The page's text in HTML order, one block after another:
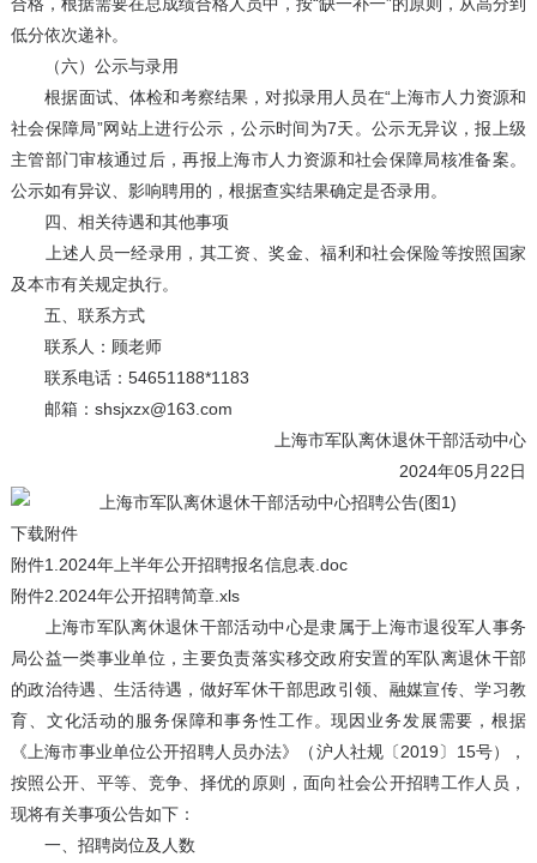
合格，根据需要在总成绩合格人员中，按“缺一补一”的原则，从高分到
低分依次递补。
（六）公示与录用
根据面试、体检和考察结果，对拟录用人员在“上海市人力资源和
社会保障局”网站上进行公示，公示时间为7天。公示无异议，报上级
主管部门审核通过后，再报上海市人力资源和社会保障局核准备案。
公示如有异议、影响聘用的，根据查实结果确定是否录用。
四、相关待遇和其他事项
上述人员一经录用，其工资、奖金、福利和社会保险等按照国家
及本市有关规定执行。
五、联系方式
联系人：顾老师
联系电话：54651188*1183
邮箱：shsjxzx@163.com
上海市军队离休退休干部活动中心
2024年05月22日
下载附件
附件1.2024年上半年公开招聘报名信息表.doc
附件2.2024年公开招聘简章.xls
上海市军队离休退休干部活动中心是隶属于上海市退役军人事务
局公益一类事业单位，主要负责落实移交政府安置的军队离退休干部
的政治待遇、生活待遇，做好军休干部思政引领、融媒宣传、学习教
育、文化活动的服务保障和事务性工作。现因业务发展需要，根据
《上海市事业单位公开招聘人员办法》（沪人社规〔2019〕15号），
按照公开、平等、竞争、择优的原则，面向社会公开招聘工作人员，
现将有关事项公告如下：
一、招聘岗位及人数